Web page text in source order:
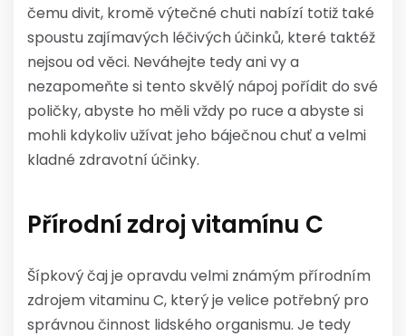
čemu divit, kromě výtečné chuti nabízí totiž také
spoustu zajímavých léčivých účinků, které taktéž
nejsou od věci. Neváhejte tedy ani vy a
nezapomeňte si tento skvělý nápoj pořídit do své
poličky, abyste ho měli vždy po ruce a abyste si
mohli kdykoliv užívat jeho báječnou chuť a velmi
kladné zdravotní účinky.
Přírodní zdroj vitamínu C
Šípkový čaj je opravdu velmi známým přírodním
zdrojem vitaminu C, který je velice potřebný pro
správnou činnost lidského organismu. Je tedy